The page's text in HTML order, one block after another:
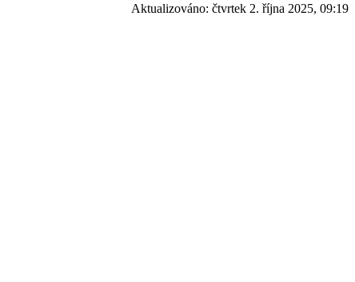
Aktualizováno: čtvrtek 2. října 2025, 09:19